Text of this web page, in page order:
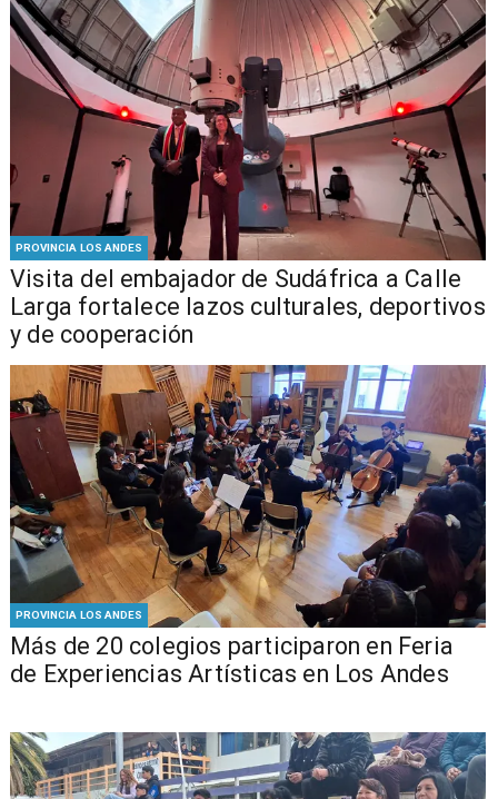
PROVINCIA LOS ANDES
​Visita del embajador de Sudáfrica a Calle
Larga fortalece lazos culturales, deportivos
y de cooperación
PROVINCIA LOS ANDES
Más de 20 colegios participaron en Feria
de Experiencias Artísticas en Los Andes